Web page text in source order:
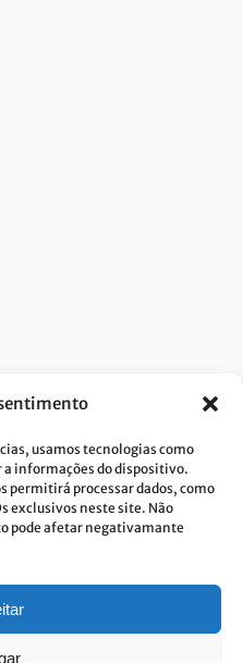
usamos tecnologias como
a informações do dispositivo.
permitirá processar dados, como
exclusivos neste site. Não
pode afetar negativamante
de dados e aceito a
a implementação do RGPD. Para
de Privacidade.